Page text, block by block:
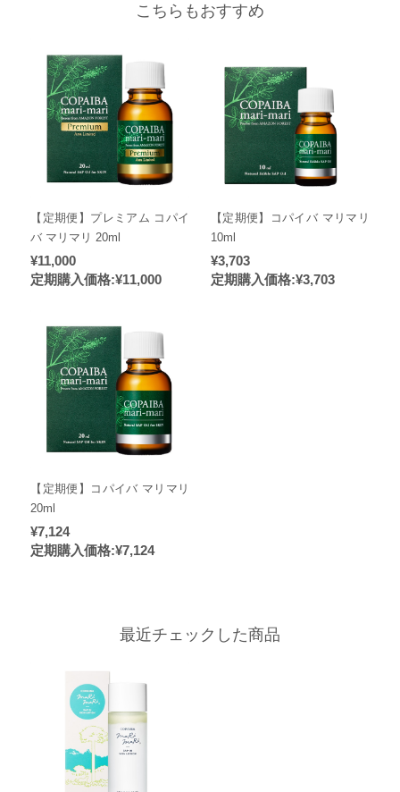
こちらもおすすめ
【定期便】プレミアム コパイ
バ マリマリ 20ml
¥11,000
定期購入価格:¥11,000
【定期便】コパイバ マリマリ
10ml
¥3,703
定期購入価格:¥3,703
【定期便】コパイバ マリマリ
20ml
¥7,124
定期購入価格:¥7,124
最近チェックした商品